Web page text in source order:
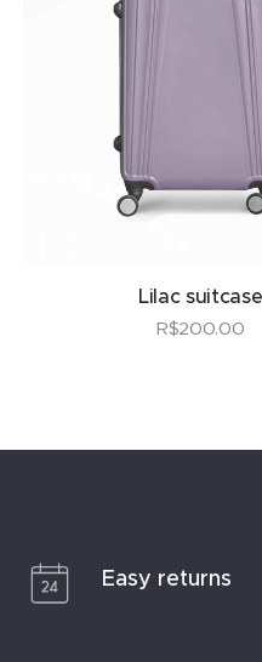
Lilac suitcase
R$200.00
Easy returns